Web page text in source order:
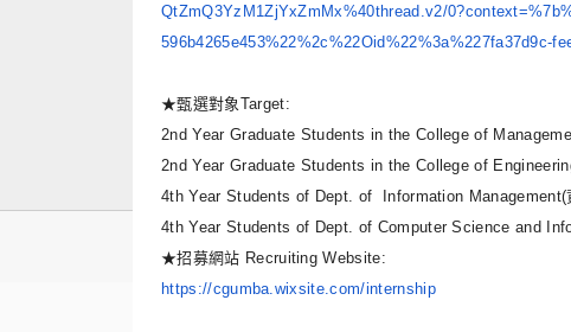
QtZmQ3YzM1ZjYxZmMx%40thread.v2/
596b4265e453%22%2c%22Oid%22%3a%227fa37d9c-
★甄選對象Target:
2nd Year Graduate Students in the College of
2nd Year Graduate Students in the College of
4th Year Students of Dept. of Information Management(
4th Year Students of Dept. of Computer Science and
★招募網站 Recruiting Website:
https://cgumba.wixsite.com/internship